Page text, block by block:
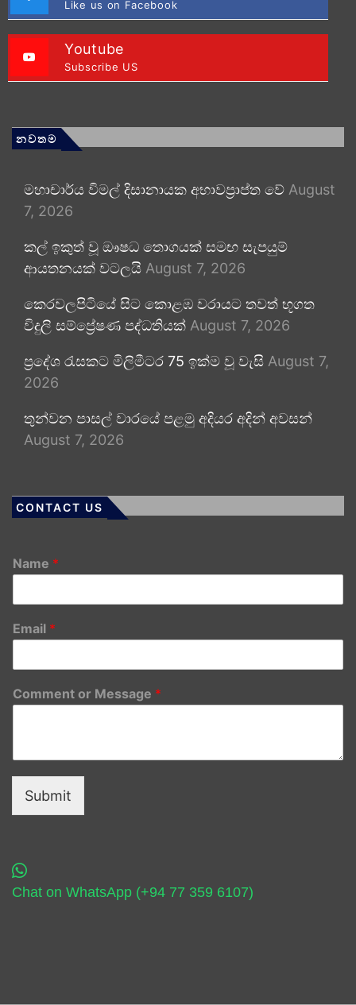
Like us on Facebook
Youtube
Subscribe US
නවතම
මහාචාර්ය විමල් දිසානායක අභාවප්‍රාප්ත වේ August
7, 2026
කල් ඉකුත් වූ ඖෂධ තොගයක් සමඟ සැපයුම්
ආයතනයක් වටලයි August 7, 2026
කෙරවලපිටියේ සිට කොළඹ වරායට තවත් භූගත
විදුලි සම්ප්‍රේෂණ පද්ධතියක් August 7, 2026
ප්‍රදේශ රැසකට මිලිමීටර 75 ඉක්ම වූ වැසි August 7,
2026
තුන්වන පාසල් වාරයේ පළමු අදියර අදින් අවසන්
August 7, 2026
CONTACT US
Name *
Email *
Comment or Message *
Submit
Chat on WhatsApp (+94 77 359 6107)